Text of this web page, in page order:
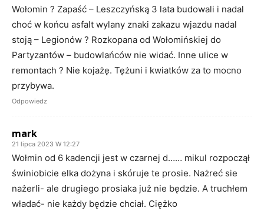
Wołomin ? Zapaść – Leszczyńską 3 lata budowali i nadal
choć w końcu asfalt wylany znaki zakazu wjazdu nadal
stoją – Legionów ? Rozkopana od Wołomińskiej do
Partyzantów – budowlańców nie widać. Inne ulice w
remontach ? Nie kojażę. Tężuni i kwiatków za to mocno
przybywa.
Odpowiedz
mark
21 lipca 2023 W 12:27
Wołmin od 6 kadencji jest w czarnej d…… mikul rozpoczął
świniobicie elka dożyna i skóruje te prosie. Nażreć sie
nażerli- ale drugiego prosiaka już nie będzie. A truchłem
władać- nie każdy będzie chciał. Ciężko